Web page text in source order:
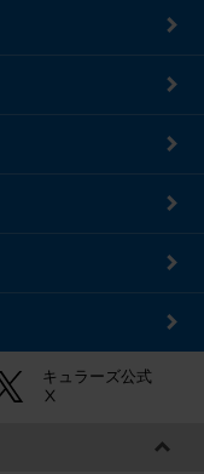
キュラーズ公式
Ⅹ